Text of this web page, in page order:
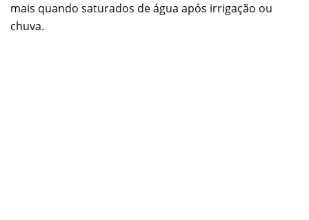
mais quando saturados de água após irrigação ou
chuva.